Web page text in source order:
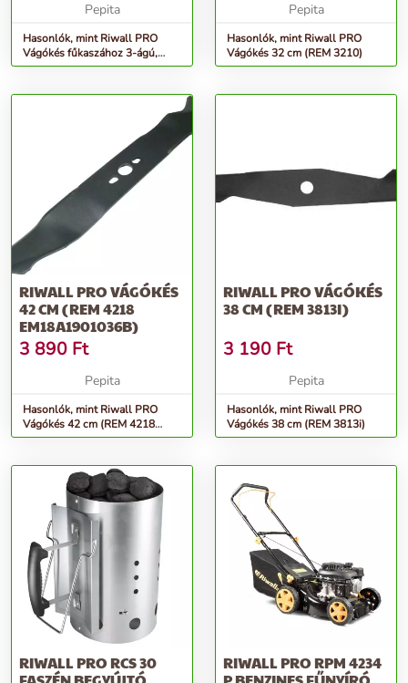
Pepita
Hasonlók, mint Riwall PRO
Vágókés fűkaszához 3-ágú,
255mm, belső furat 25,4 mm,...
Pepita
Hasonlók, mint Riwall PRO
Vágókés 32 cm (REM 3210)
RIWALL PRO VÁGÓKÉS
42 CM (REM 4218
EM18A1901036B)
3 890 Ft
Pepita
Hasonlók, mint Riwall PRO
Vágókés 42 cm (REM 4218
EM18A1901036B)
RIWALL PRO VÁGÓKÉS
38 CM (REM 3813I)
3 190 Ft
Pepita
Hasonlók, mint Riwall PRO
Vágókés 38 cm (REM 3813i)
RIWALL PRO RCS 30
RIWALL PRO RPM 4234